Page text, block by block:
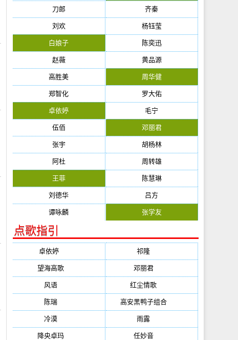
刀郎 齐秦
刘欢 杨钰莹
白娘子 陈奕迅
赵薇 黄品源
高胜美 周华健
郑智化 罗大佑
卓依婷 毛宁
伍佰 邓丽君
张宇 胡杨林
阿杜 周转雄
王菲 陈慧琳
刘德华 吕方
谭咏麟 张学友
点歌指引
卓依婷(1378) 祁隆
望海高歌(601) 邓丽君(555)
风语(543) 红尘情歌
陈瑞(459) 高安黑鸭子组合(388)
冷漠(355) 雨露
降央卓玛(347) 任妙音(321)